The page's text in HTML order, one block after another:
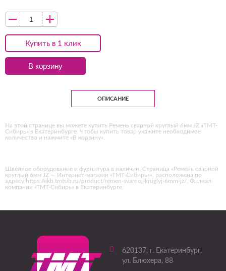
Купить в 1 клик
В корзину
ОПИСАНИЕ
На этой странице вы можете купить Ремень сварной круглый 6мм JZ «ТМТ-
Сибирь» в Екатеринбурге. Чтобы купить товар укажите необходимое
количество и нажмите «В корзину».
Швейное оборудование и фурнитура в наличии. Страница «Ремень сварной
круглый 6мм JZ — Интернет-магазин «ТМТ-Сибирь»», расположена по
адресу https://ekb.tmtsib.ru/product/remen-svarnoj-kruglyj-6mm-jz/. Филиал
компании «ТМТ-Сибирь» в Екатеринбурге.
620137, г. Екатеринбург,
ул. Блюхера, 88